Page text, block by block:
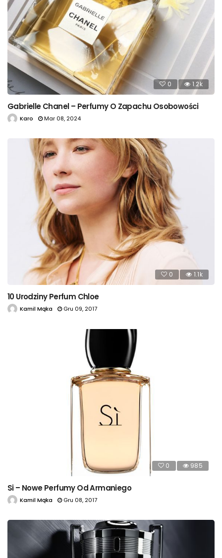
0 1.2k
Gabrielle Chanel – Perfumy O Zapachu Osobowości
Karo Mar 08, 2024
0 1.1k
10 Urodziny Perfum Chloe
Kamil Mąka Gru 09, 2017
0 985
Si – Nowe Perfumy Od Armaniego
Kamil Mąka Gru 08, 2017